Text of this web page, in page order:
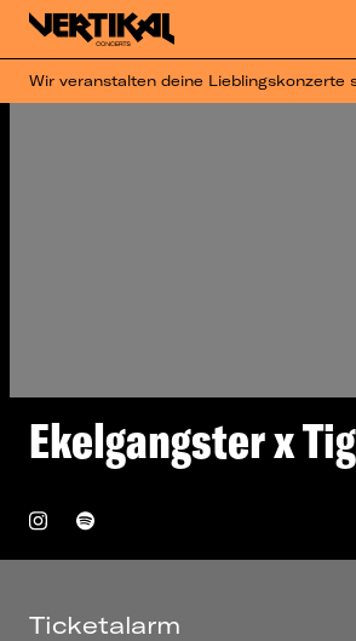
Wir veranstalten deine Lieblingskonzerte
Ekelgangster x
Ticketalarm